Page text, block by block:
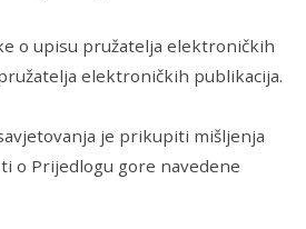
o upisu pružatelja elektroničkih
elektroničkih publikacija.
je prikupiti mišljenja
o Prijedlogu gore navedene